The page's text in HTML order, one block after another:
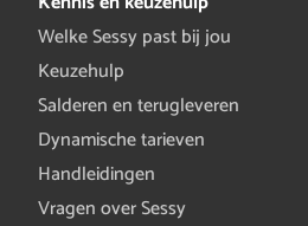
Welke Sessy past bij jou
Keuzehulp
Salderen en terugleveren
Dynamische tarieven
Handleidingen
Vragen over Sessy